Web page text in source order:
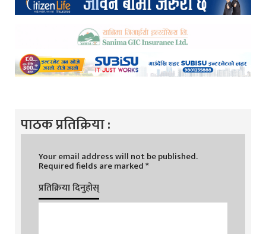
पाठक प्रतिक्रिया :
Your email address will not be published.
Required fields are marked*
प्रतिक्रिया दिनुहोस्